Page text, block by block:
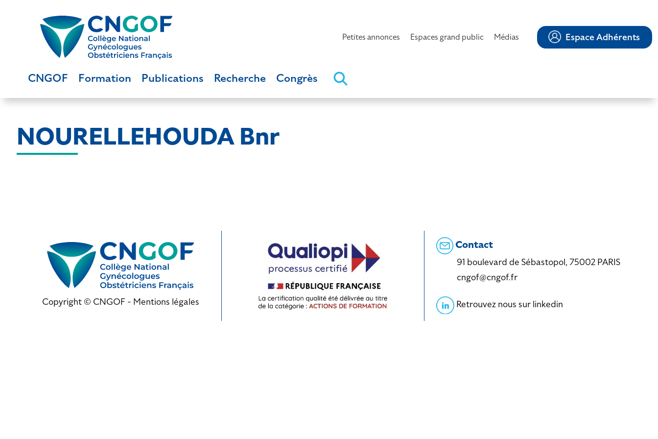
Petites annonces Espaces grand public Médias Espace Adhérents
CNGOF Formation Publications Recherche Congrès
NOURELLEHOUDA Bnr
Copyright © CNGOF - Mentions légales
Contact
91 boulevard de Sébastopol, 75002 PARIS
cngof@cngof.fr
Retrouvez nous sur linkedin